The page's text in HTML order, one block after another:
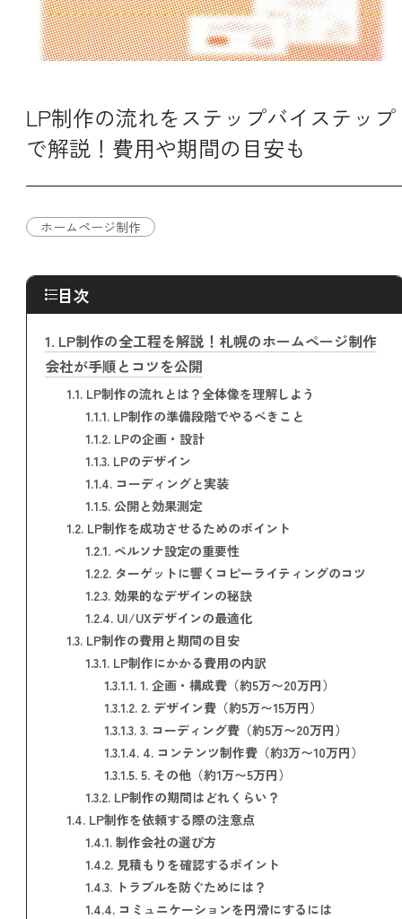
LP制作の流れをステップバイステップ
で解説！費用や期間の目安も
ホームページ制作
目次
1. LP制作の全工程を解説！札幌のホームページ制作
会社が手順とコツを公開
1.1.LP制作の流れとは？全体像を理解しよう
1.1.1.LP制作の準備段階でやるべきこと
1.1.2.LPの企画・設計
1.1.3.LPのデザイン
1.1.4.コーディングと実装
1.1.5.公開と効果測定
1.2.LP制作を成功させるためのポイント
1.2.1.ペルソナ設定の重要性
1.2.2.ターゲットに響くコピーライティングのコツ
1.2.3.効果的なデザインの秘訣
1.2.4.UI/UXデザインの最適化
1.3.LP制作の費用と期間の目安
1.3.1.LP制作にかかる費用の内訳
1.3.1.1.1. 企画・構成費（約5万〜20万円）
1.3.1.2.2. デザイン費（約5万〜15万円）
1.3.1.3.3. コーディング費（約5万〜20万円）
1.3.1.4.4. コンテンツ制作費（約3万〜10万円）
1.3.1.5.5. その他（約1万〜5万円）
1.3.2.LP制作の期間はどれくらい？
1.4.LP制作を依頼する際の注意点
1.4.1.制作会社の選び方
1.4.2.見積もりを確認するポイント
1.4.3.トラブルを防ぐためには？
1.4.4.コミュニケーションを円滑にするには